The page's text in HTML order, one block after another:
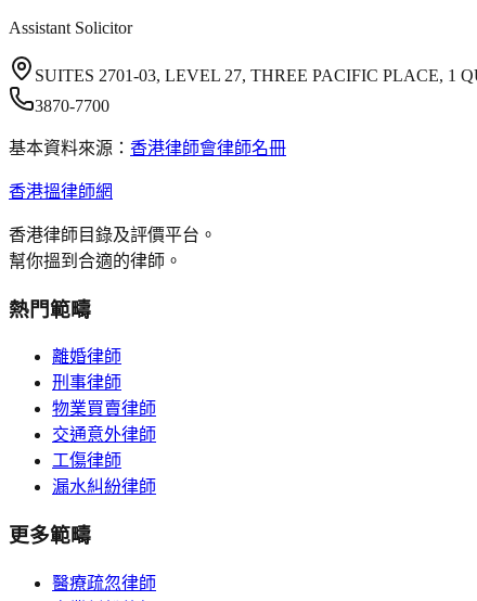
Assistant Solicitor
SUITES 2701-03, LEVEL 27, THREE PACIFIC PLACE, 1
3870-7700
基本資料來源： 香港律師會律師名冊
香港搵律師網
香港律師目錄及評價平台。
幫你搵到合適的律師。
熱門範疇
離婚律師
刑事律師
物業買賣律師
交通意外律師
工傷律師
漏水糾紛律師
更多範疇
醫療疏忽律師